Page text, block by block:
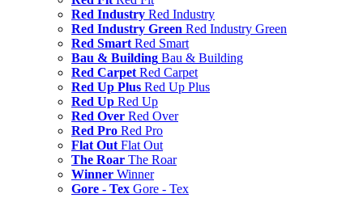
Red Industry Red Industry
Red Industry Green Red Industry Green
Red Smart Red Smart
Bau & Building Bau & Building
Red Carpet Red Carpet
Red Up Plus Red Up Plus
Red Up Red Up
Red Over Red Over
Red Pro Red Pro
Flat Out Flat Out
The Roar The Roar
Winner Winner
Gore - Tex Gore - Tex